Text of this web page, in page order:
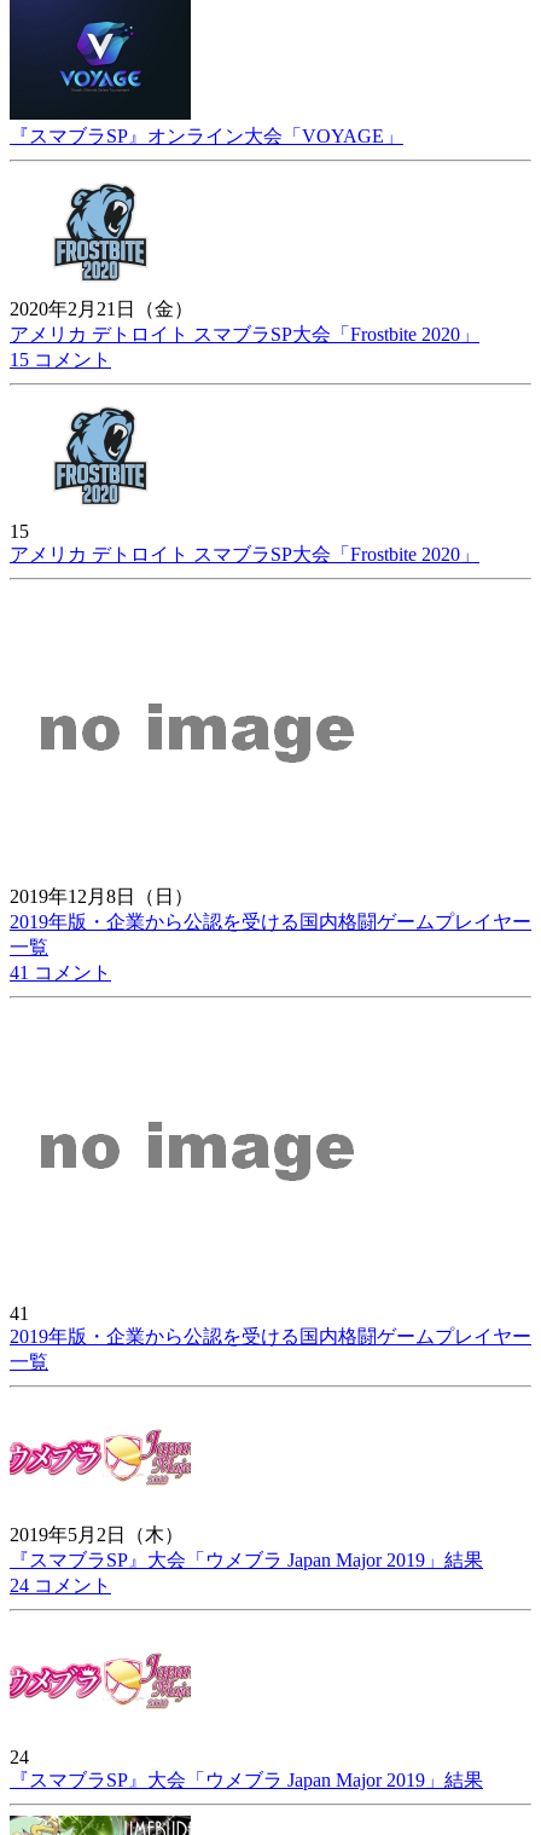
『スマブラSP』オンライン大会「VOYAGE」
2020年2月21日（金）
アメリカ デトロイト スマブラSP大会「Frostbite 2020」
15 コメント
15
アメリカ デトロイト スマブラSP大会「Frostbite 2020」
2019年12月8日（日）
2019年版・企業から公認を受ける国内格闘ゲームプレイヤー
一覧
41 コメント
41
2019年版・企業から公認を受ける国内格闘ゲームプレイヤー
一覧
2019年5月2日（木）
『スマブラSP』大会「ウメブラ Japan Major 2019」結果
24 コメント
24
『スマブラSP』大会「ウメブラ Japan Major 2019」結果